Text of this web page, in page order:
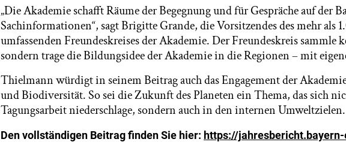
„Die Akademie schafft Räume der Begegnung und für Gespräche auf der
Sachinformationen“, sagt Brigitte Grande, die Vorsitzendes des mehr als
umfassenden Freundeskreises der Akademie. Der Freundeskreis sammle
sondern trage die Bildungsidee der Akademie in die Regionen – mit
Thielmann würdigt in seinem Beitrag auch das Engagement der
und Biodiversität. So sei die Zukunft des Planeten ein Thema, das sich
Tagungsarbeit niederschlage, sondern auch in den internen Umweltzielen.
Den vollständigen Beitrag finden Sie hier: https://